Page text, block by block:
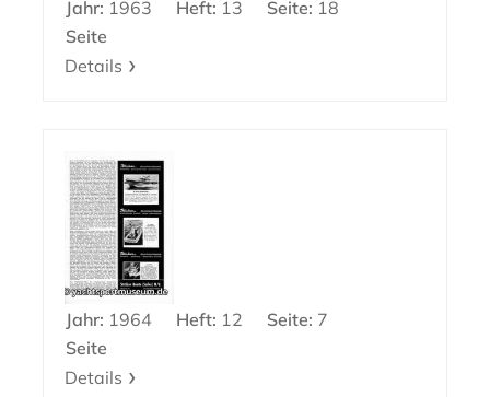
Jahr: 1963 Heft: 13 Seite: 18
Seite
Details
Jahr: 1964 Heft: 12 Seite: 7
Seite
Details